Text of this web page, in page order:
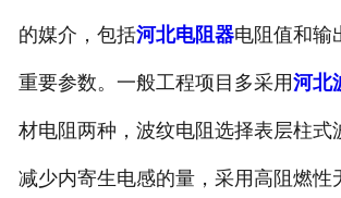
公
联
的媒介，包括河北电阻器电阻值和输
重要参数。一般工程项目多采用河北
材电阻两种，波纹电阻选择表层柱式
减少内寄生电感的量，采用高阻燃性